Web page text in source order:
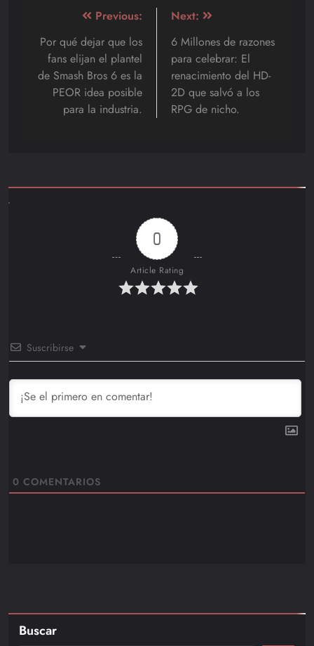
Navegación
de
entradas
Previous:
Por qué dejar que los
fans elijan el plantel
de Smash Bros 6 es la
PEOR idea posible
para la industria.
Next:
6 Millones de razones
para celebrar: El
renacimiento del HD-
2D que salvó a los
RPG de nicho.
0
Article Rating
Suscribirse
0 COMENTARIOS
Buscar